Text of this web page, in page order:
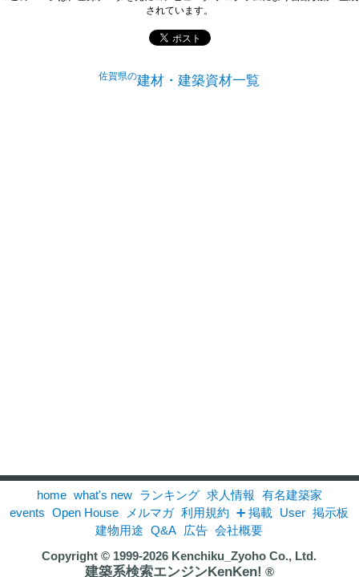
されています。
佐賀県の建材・建築資材一覧
home what's new ランキング 求人情報 有名建築家
events
Open House メルマガ 利用規約 ➕ 掲載 User 掲示板
建物用途
Q&A 広告 会社概要
Copyright © 1999-2026 Kenchiku_Zyoho Co., Ltd.
建築系検索エンジンKenKen! ®